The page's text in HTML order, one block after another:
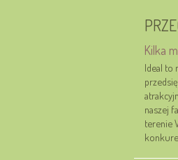
Kilka
Ideal to
naszej
terenie